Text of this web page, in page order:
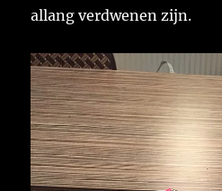
allang verdwenen zijn.